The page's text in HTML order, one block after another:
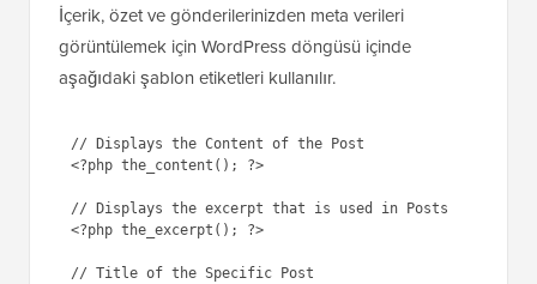
İçerik, özet ve gönderilerinizden meta verileri
görüntülemek için WordPress döngüsü içinde
aşağıdaki şablon etiketleri kullanılır.
// Displays the Content of the Post
<?php the_content(); ?>
// Displays the excerpt that is used in Posts
<?php the_excerpt(); ?>
// Title of the Specific Post